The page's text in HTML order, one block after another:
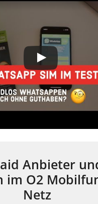
Anbieter
im O2
Netz